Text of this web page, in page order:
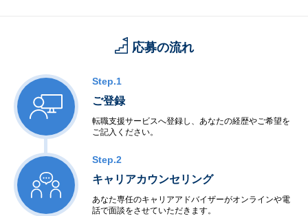
応募の流れ
Step.1
ご登録
転職支援サービスへ登録し、あなたの経歴やご希望を
ご記入ください。
Step.2
キャリアカウンセリング
あなた専任のキャリアアドバイザーがオンラインや電
話で面談をさせていただきます。